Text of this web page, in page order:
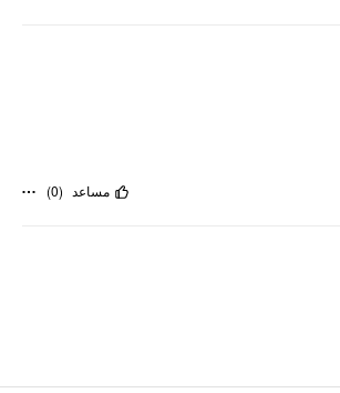
مساعد (
0
)